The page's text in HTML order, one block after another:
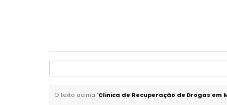
O texto acima "Clinica de Recuperação de Drogas em